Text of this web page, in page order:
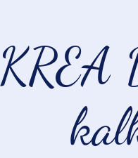
KREA